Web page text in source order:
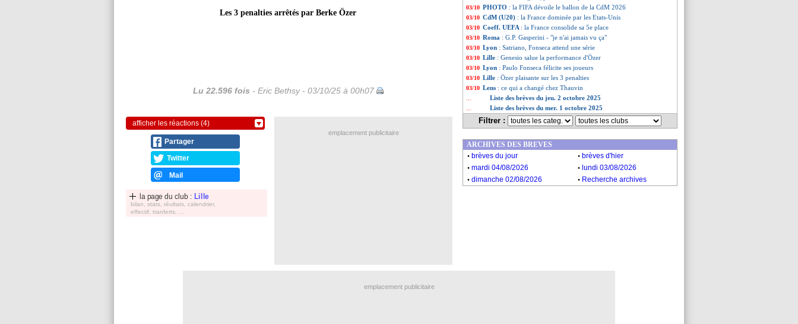
Les 3 penalties arrêtés par Berke Özer
Lu 22.596 fois - Eric Bethsy - 03/10/25 à 00h07
afficher les réactions (4)
Partager
Twitter
Mail
la page du club : Lille
bilan, stats, réultats, calendrier,
effectif, tranferts, ...
03/10 PHOTO : la FIFA dévoile le ballon de la CdM 2026
03/10 CdM (U20) : la France dominée par les Etats-Unis
03/10 Coeff. UEFA : la France consolide sa 5e place
03/10 Roma : G.P. Gasperini - "je n'ai jamais vu ça"
03/10 Lyon : Satriano, Fonseca attend une série
03/10 Lille : Genesio salue la performance d'Özer
03/10 Lyon : Paulo Fonseca félicite ses joueurs
03/10 Lille : Özer plaisante sur les 3 penalties
03/10 Lens : ce qui a changé chez Thauvin
Liste des brèves du jeu. 2 octobre 2025
Liste des brèves du mer. 1 octobre 2025
Filtrer :
emplacement publicitaire
ARCHIVES DES BREVES
. brèves du jour . brèves d'hier
. mardi 04/08/2026 . lundi 03/08/2026
. dimanche 02/08/2026 . Recherche archives
emplacement publicitaire